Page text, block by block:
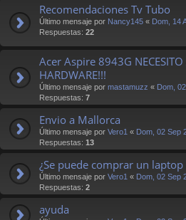
Recomendaciones Tv Tubo
Último mensaje por Nancy145 « Dom, 14
Respuestas: 22
Acer Aspire 8943G NECESITO
HARDWARE!!!
Último mensaje por mastamuzz « Dom,
Respuestas: 7
Envio a Mallorca
Último mensaje por Vero1 « Dom, 02 Sep
Respuestas: 13
¿Se puede comprar un laptop
Último mensaje por Vero1 « Dom, 02 Sep
Respuestas: 2
ayuda